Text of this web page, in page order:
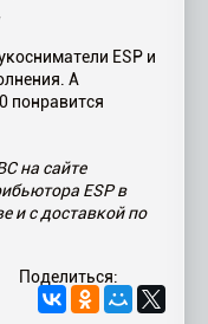
ESP и
А
понравится
на сайте
ESP в
и с доставкой по
Поделиться: